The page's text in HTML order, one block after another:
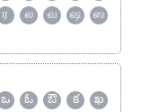
ர ல வ ஷ
ஸ
ఒ ఓ ఔ క
ఖ